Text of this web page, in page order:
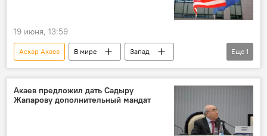
19 июня, 13:59
Аскар Акаев В мире
Запад
НАТО
санкции
Еще 1
Акаев предложил дать Садыру
Жапарову дополнительный мандат